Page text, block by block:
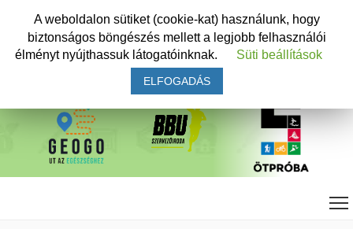
A weboldalon sütiket (cookie-kat) használunk, hogy
biztonságos böngészés mellett a legjobb felhasználói
élményt nyújthassuk látogatóinknak.
Süti beállítások
ELFOGADÁS